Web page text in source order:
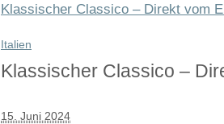
Klassischer Classico – Direkt vom
Italien
Klassischer Classico –
15. Juni 2024